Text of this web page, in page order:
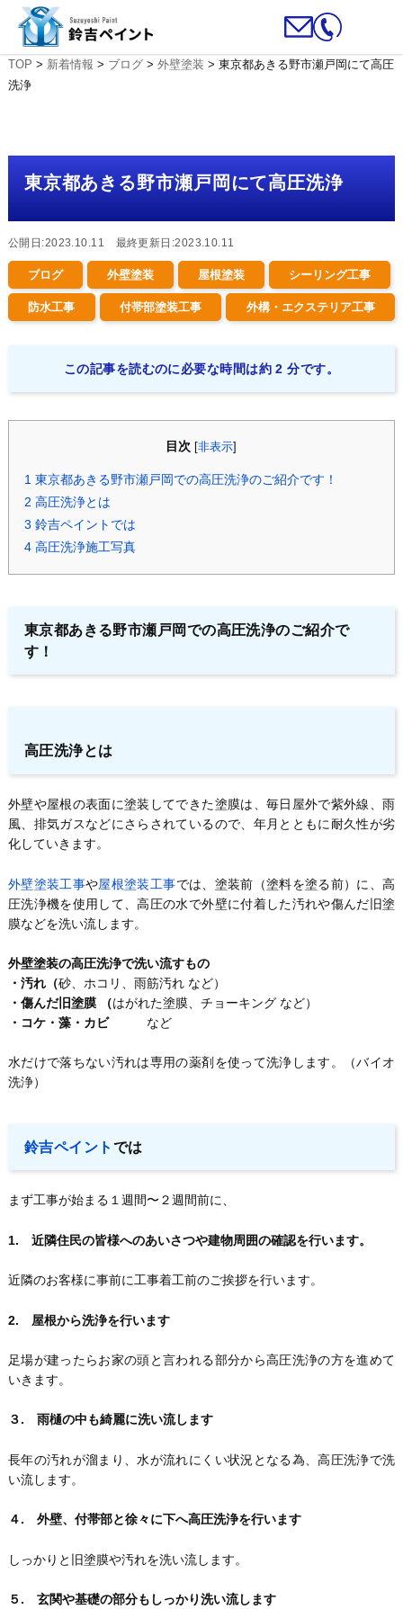
TOP > 新着情報 > ブログ> 外壁塗装 > 東京都あきる野市瀬戸岡にて高圧
洗浄
東京都あきる野市瀬戸岡にて高圧洗浄
公開日:2023.10.11 最終更新日:2023.10.11
ブログ 外壁塗装 屋根塗装 シーリング工事
防水工事 付帯部塗装工事 外構・エクステリア工事
この記事を読むのに必要な時間は約 2 分です。
目次 [非表示
1東京都あきる野市瀬戸岡での高圧洗浄のご紹介です！
2 高圧洗浄とは
3 鈴吉ペイントでは
4高圧洗浄施工写真
東京都あきる野市瀬戸岡での高圧洗浄のご紹介で
す！
高圧洗浄とは
外壁や屋根の表面に塗装してできた塗膜は、毎日屋外で紫外線、雨
風、排気ガスなどにさらされているので、年月とともに耐久性が劣
化していきます。
外壁塗装工事や屋根塗装工事では、塗装前（塗料を塗る前）に、高
圧洗浄機を使用して、高圧の水で外壁に付着した汚れや傷んだ旧塗
膜などを洗い流します。
外壁塗装の高圧洗浄で洗い流すもの
・汚れ（砂、ホコリ、雨筋汚れ など）
・傷んだ旧塗膜 （はがれた塗膜、チョーキング など）
・コケ・藻・カビなど
水だけで落ちない汚れは専用の薬剤を使って洗浄します。（バイオ
洗浄）
鈴吉ペイント では
まず工事が始まる１週間〜２週間前に、
1. 近隣住民の皆様へのあいさつや建物周囲の確認を行います。
近隣のお客様に事前に工事着工前のご挨拶を行います。
2. 屋根から洗浄を行います
足場が建ったらお家の頭と言われる部分から高圧洗浄の方を進めて
いきます。
３. 雨樋の中も綺麗に洗い流します
長年の汚れが溜まり、水が流れにくい状況となる為、高圧洗浄で洗
い流します。
４. 外壁、付帯部と徐々に下へ高圧洗浄を行います
しっかりと旧塗膜や汚れを洗い流します。
５. 玄関や基礎の部分もしっかり洗い流します